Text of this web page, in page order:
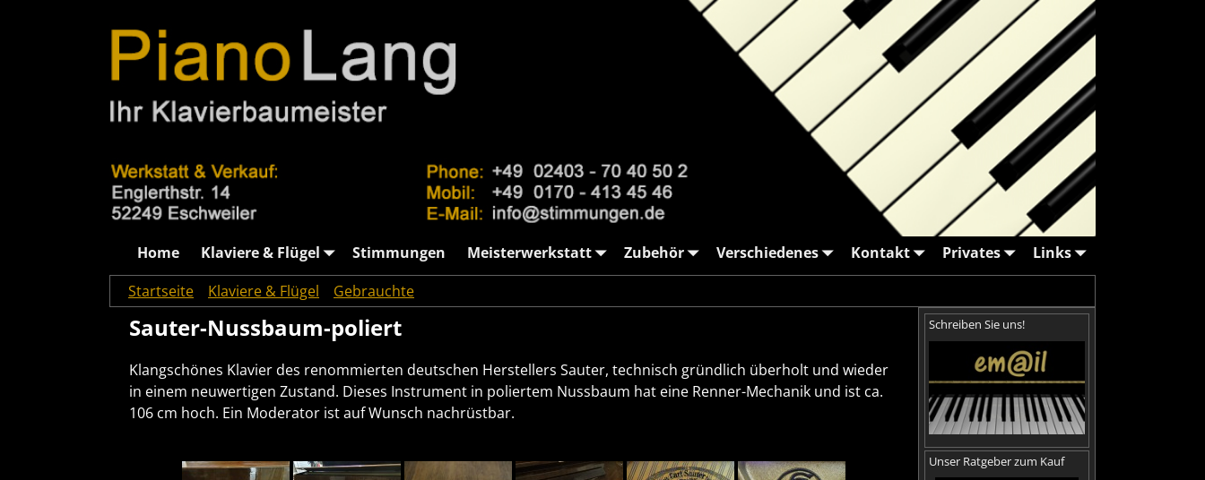
Home Klaviere & Flügel Stimmungen Meisterwerkstatt Zubehör Verschiedenes Kontakt Privates
Links
Startseite
Klaviere & Flügel Gebrauchte
Sauter-Nussbaum-poliert
Klangschönes Klavier des renommierten deutschen Herstellers Sauter, technisch gründlich überholt und wieder
in einem neuwertigen Zustand. Dieses Instrument in poliertem Nussbaum hat eine Renner-Mechanik und ist ca.
106 cm hoch. Ein Moderator ist auf Wunsch nachrüstbar.
Schreiben Sie uns!
Unser Ratgeber zum Kauf